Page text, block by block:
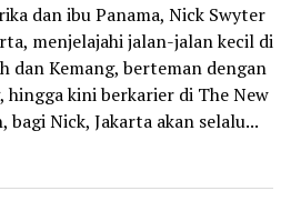
dan ibu Panama, Nick Swyter
menjelajahi jalan-jalan kecil di
dan Kemang, berteman dengan
hingga kini berkarier di The New
bagi Nick, Jakarta akan selalu...